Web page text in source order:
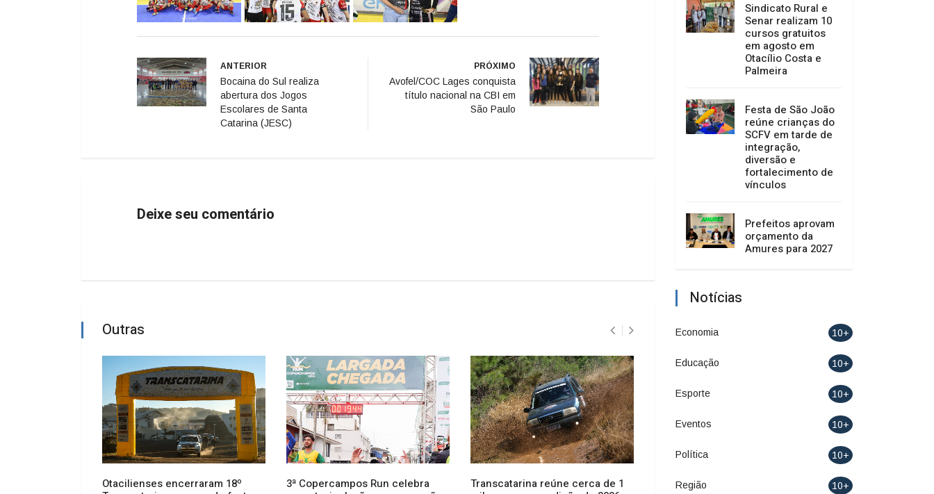
ANTERIOR
Bocaina do Sul realiza
abertura dos Jogos
Escolares de Santa
Catarina (JESC)
PRÓXIMO
Avofel/COC Lages conquista
título nacional na CBI em
São Paulo
Deixe seu comentário
Outras
Otacilienses encerraram 18º
3ª Copercampos Run celebra
Transcatarina reúne cerca de 1
Ginásio Nelson Melo de Liz
Eleita oito vezes
Sindicato Rural e
Senar realizam 10
cursos gratuitos
em agosto em
Otacílio Costa e
Palmeira
Festa de São João
reúne crianças do
SCFV em tarde de
integração,
diversão e
fortalecimento de
vínculos
Prefeitos aprovam
orçamento da
Amures para 2027
Notícias
Economia 10+
Educação 10+
Esporte 10+
Eventos 10+
Política 10+
Região 10+